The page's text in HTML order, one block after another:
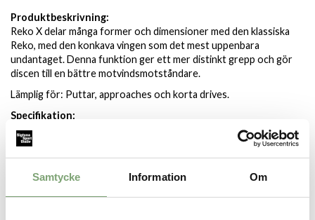
Samtycke Information Om
Produktbeskrivning:
Reko X delar många former och dimensioner med den klassiska
Reko, med den konkava vingen som det mest uppenbara
undantaget. Denna funktion ger ett mer distinkt grepp och gör
discen till en bättre motvindsmotståndare.
Lämplig för: Puttar, approaches och korta drives.
Specifikation: